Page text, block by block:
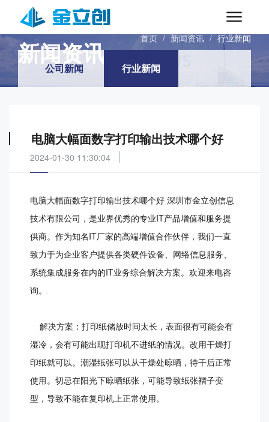
INFORMATIONS
新闻资讯 首页 / 新闻资讯 / 行业新闻
公司新闻 行业新闻
电脑大幅面数字打印输出技术哪个好
2024-01-30 11:30:04
电脑大幅面数字打印输出技术哪个好 深圳市金立创信息
技术有限公司，是业界优秀的专业IT产品增值和服务提
供商。作为知名IT厂家的高端增值合作伙伴，我们一直
致力于为企业客户提供各类硬件设备、网络信息服务、
系统集成服务在内的IT业务综合解决方案。欢迎来电咨
询。
解决方案：打印纸储放时间太长，表面很有可能会有
湿冷，会有可能出现打印机不进纸的情况。改用干燥打
印纸就可以。潮湿纸张可以从干燥处晾晒，待干后正常
使用。切忌在阳光下晾晒纸张，可能导致纸张褶子变
型，导致不能在复印机上正常使用。